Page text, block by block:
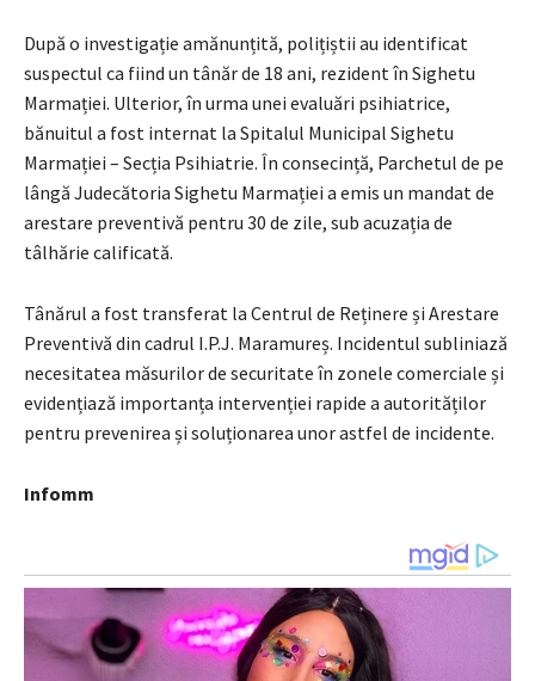
După o investigație amănunțită, polițiștii au identificat
suspectul ca fiind un tânăr de 18 ani, rezident în Sighetu
Marmației. Ulterior, în urma unei evaluări psihiatrice,
bănuitul a fost internat la Spitalul Municipal Sighetu
Marmației – Secția Psihiatrie. În consecință, Parchetul de pe
lângă Judecătoria Sighetu Marmației a emis un mandat de
arestare preventivă pentru 30 de zile, sub acuzația de
tâlhărie calificată.
Tânărul a fost transferat la Centrul de Reținere și Arestare
Preventivă din cadrul I.P.J. Maramureș. Incidentul subliniază
necesitatea măsurilor de securitate în zonele comerciale și
evidențiază importanța intervenției rapide a autorităților
pentru prevenirea și soluționarea unor astfel de incidente.
Infomm